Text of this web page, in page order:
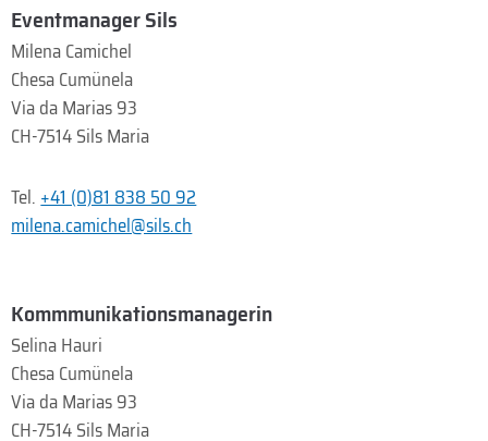
Eventmanager Sils
Milena Camichel
Chesa Cumünela
Via da Marias 93
CH-7514 Sils Maria
Tel. +41 (0)81 838 50 92
milena.camichel@sils.ch
Kommmunikationsmanagerin
Selina Hauri
Chesa Cumünela
Via da Marias 93
CH-7514 Sils Maria